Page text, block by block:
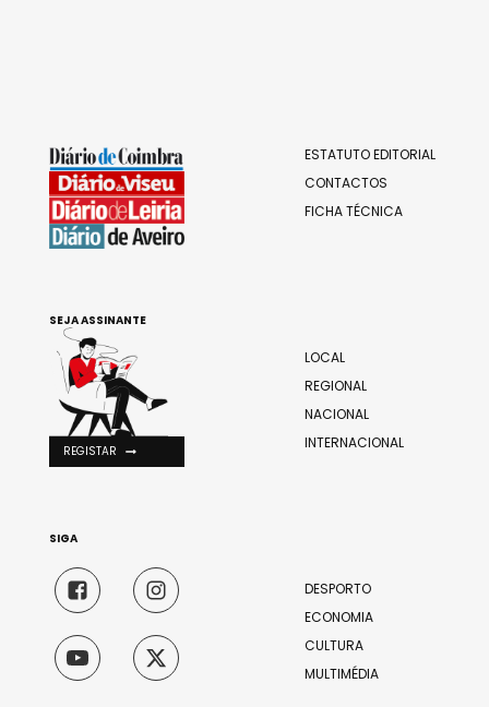
ESTATUTO EDITORIAL
CONTACTOS
FICHA TÉCNICA
LOCAL
REGIONAL
NACIONAL
INTERNACIONAL
DESPORTO
ECONOMIA
CULTURA
MULTIMÉDIA
SEJA ASSINANTE
REGISTAR
SIGA